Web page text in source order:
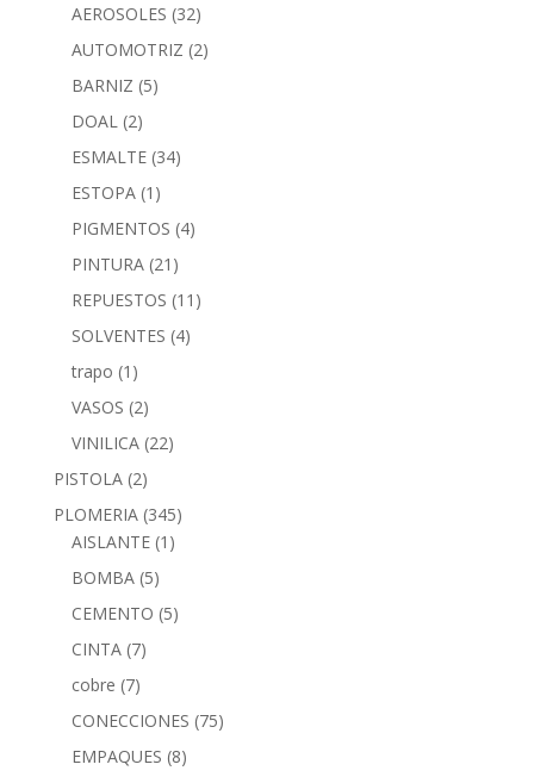
AEROSOLES (32)
AUTOMOTRIZ (2)
BARNIZ (5)
DOAL (2)
ESMALTE (34)
ESTOPA (1)
PIGMENTOS (4)
PINTURA (21)
REPUESTOS (11)
SOLVENTES (4)
trapo (1)
VASOS (2)
VINILICA (22)
PISTOLA (2)
PLOMERIA (345)
AISLANTE (1)
BOMBA (5)
CEMENTO (5)
CINTA (7)
cobre (7)
CONECCIONES (75)
EMPAQUES (8)